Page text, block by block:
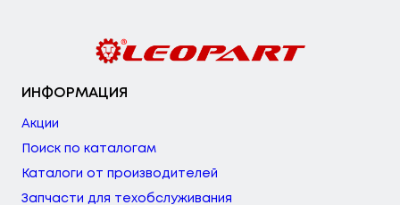
ИНФОРМАЦИЯ
Акции
Поиск по каталогам
Каталоги от производителей
Запчасти для техобслуживания